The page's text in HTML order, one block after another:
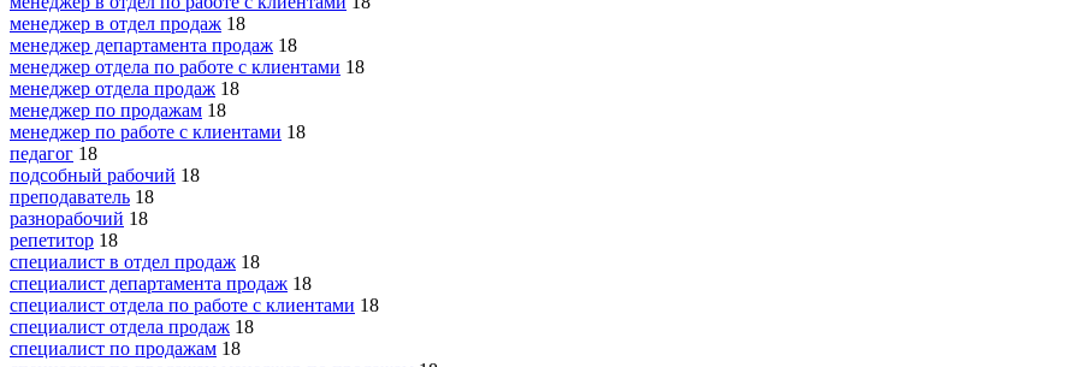
менеджер в отдел продаж 18
менеджер департамента продаж 18
менеджер отдела по работе с клиентами 18
менеджер отдела продаж 18
менеджер по продажам 18
менеджер по работе с клиентами 18
педагог 18
подсобный рабочий 18
преподаватель 18
разнорабочий 18
репетитор 18
специалист в отдел продаж 18
специалист департамента продаж 18
специалист отдела по работе с клиентами 18
специалист отдела продаж 18
специалист по продажам 18